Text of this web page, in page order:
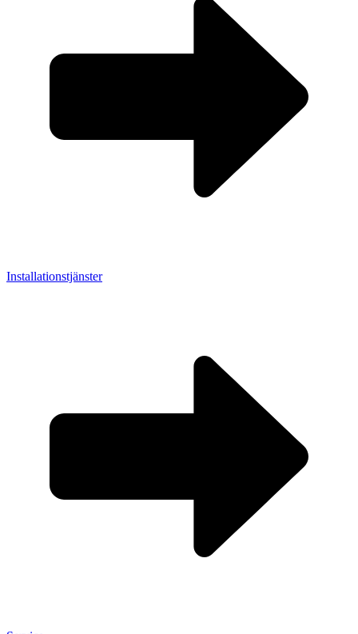
Installationstjänster